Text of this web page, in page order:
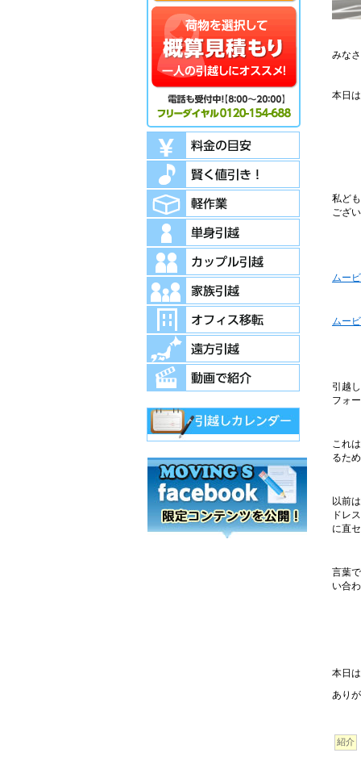
みな
本日
私ど
ござ
ムー
ムー
引越
フォ
これ
るた
以前
ドレ
に直
言葉
い合
本日
あり
紹介